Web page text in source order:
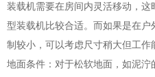
装载机需要在房间内灵活移动，
型装载机比较合适。而如果是在
制较小，可以考虑尺寸稍大但工作
地面条件：对于松软地面，如泥